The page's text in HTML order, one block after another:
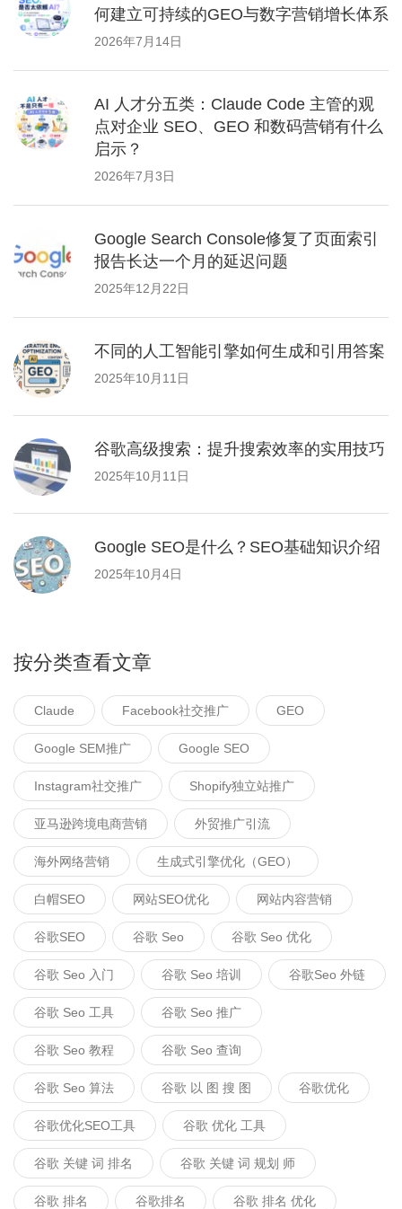
何建立可持续的GEO与数字营销增长体系
2026年7月14日
AI 人才分五类：Claude Code 主管的观
点对企业 SEO、GEO 和数码营销有什么
启示？
2026年7月3日
Google Search Console修复了页面索引
报告长达一个月的延迟问题
2025年12月22日
不同的人工智能引擎如何生成和引用答案
2025年10月11日
谷歌高级搜索：提升搜索效率的实用技巧
2025年10月11日
Google SEO是什么？SEO基础知识介绍
2025年10月4日
按分类查看文章
Claude Facebook社交推广 GEO
Google SEM推广 Google SEO
Instagram社交推广 Shopify独立站推广
亚马逊跨境电商营销 外贸推广引流
海外网络营销 生成式引擎优化（GEO）
白帽SEO 网站SEO优化 网站内容营销
谷歌SEO 谷歌 Seo 谷歌 Seo 优化
谷歌 Seo 入门 谷歌 Seo 培训 谷歌seo 外链
谷歌 Seo 工具 谷歌 Seo 推广
谷歌 Seo 教程 谷歌 Seo 查询
谷歌 Seo 算法 谷歌 以 图 搜 图 谷歌优化
谷歌优化SEO工具 谷歌 优化 工具
谷歌 关键 词 排名 谷歌 关键 词 规划 师
谷歌 排名 谷歌排名 谷歌 排名 优化